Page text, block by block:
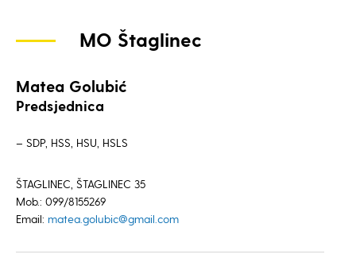
MO Štaglinec
Matea Golubić
Predsjednica
– SDP, HSS, HSU, HSLS
ŠTAGLINEC, ŠTAGLINEC 35
Mob.: 099/8155269
Email: matea.golubic@gmail.com